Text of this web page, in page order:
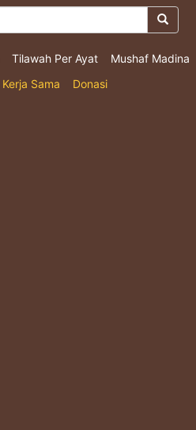
Tilawah Per Ayat
Mushaf Madina
Kerja Sama Donasi